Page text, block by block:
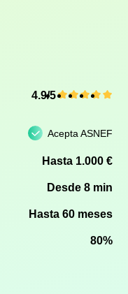
4.9/5
Acepta ASNEF
Hasta 1.000 €
Desde 8 min
Hasta 60 meses
80%